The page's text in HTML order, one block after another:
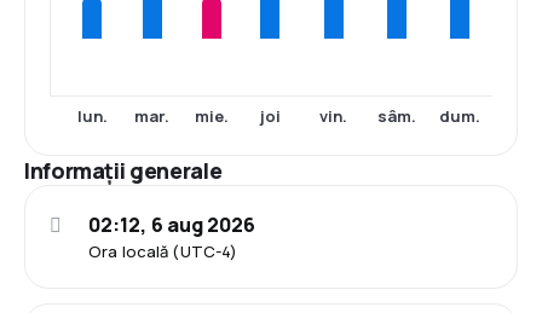
lun. mar. mie. joi vin. sâm. dum.
Informații generale
Ora locală (UTC-4)
02:12, 6 aug 2026